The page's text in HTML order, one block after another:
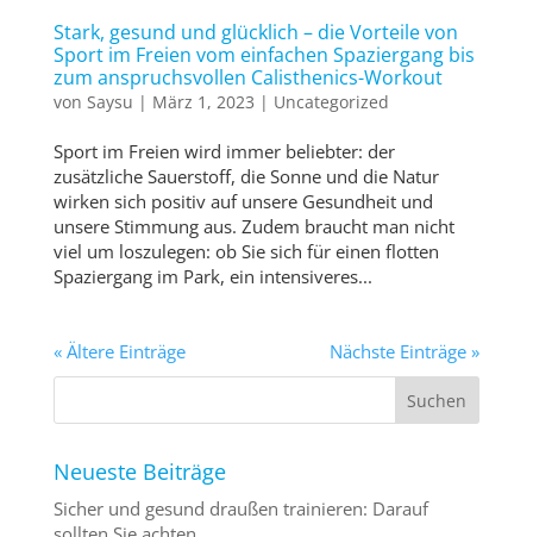
Stark, gesund und glücklich – die Vorteile von
Sport im Freien vom einfachen Spaziergang bis
zum anspruchsvollen Calisthenics-Workout
von Saysu | März 1, 2023 | Uncategorized
Sport im Freien wird immer beliebter: der
zusätzliche Sauerstoff, die Sonne und die Natur
wirken sich positiv auf unsere Gesundheit und
unsere Stimmung aus. Zudem braucht man nicht
viel um loszulegen: ob Sie sich für einen flotten
Spaziergang im Park, ein intensiveres...
« Ältere Einträge Nächste Einträge »
Neueste Beiträge
Sicher und gesund draußen trainieren: Darauf